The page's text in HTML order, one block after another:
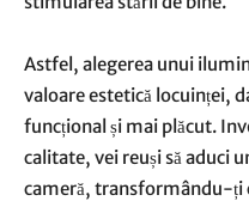
Astfel, alegerea unui
valoare estetică locuinței,
funcțional și mai plăcut.
calitate, vei reuși să aduci
cameră, transformându-ți